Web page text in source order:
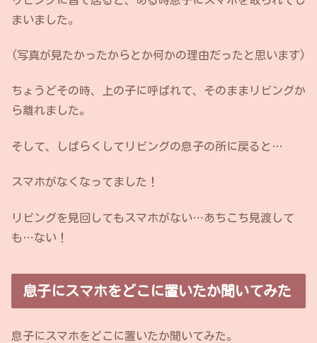
まいました。
(写真が見たかったからとか何かの理由だったと思います)
ちょうどその時、上の子に呼ばれて、そのままリビングか
ら離れました。
そして、しばらくしてリビングの息子の所に戻ると…
スマホがなくなってました！
リビングを見回してもスマホがない…あちこち見渡して
も…ない！
息子にスマホをどこに置いたか聞いてみた
息子にスマホをどこに置いたか聞いてみた。